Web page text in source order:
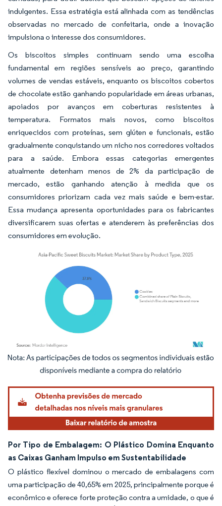
indulgentes. Essa estratégia está alinhada com as tendências
observadas no mercado de confeitaria, onde a inovação
impulsiona o interesse dos consumidores.
Os biscoitos simples continuam sendo uma escolha
fundamental em regiões sensíveis ao preço, garantindo
volumes de vendas estáveis, enquanto os biscoitos cobertos
de chocolate estão ganhando popularidade em áreas urbanas,
apoiados por avanços em coberturas resistentes à
temperatura. Formatos mais novos, como biscoitos
enriquecidos com proteínas, sem glúten e funcionais, estão
gradualmente conquistando um nicho nos corredores voltados
para a saúde. Embora essas categorias emergentes
atualmente detenham menos de 2% da participação de
mercado, estão ganhando atenção à medida que os
consumidores priorizam cada vez mais saúde e bem-estar.
Essa mudança apresenta oportunidades para os fabricantes
diversificarem suas ofertas e atenderem às preferências dos
consumidores em evolução.
Imagem © Mordor Intelligence. O reuso requer atribuição conforme CC BY 4.0.
Por Tipo de Embalagem: O Plástico Domina Enquanto
as Caixas Ganham Impulso em Sustentabilidade
O plástico flexível dominou o mercado de embalagens com
uma participação de 40,65% em 2025, principalmente porque é
econômico e oferece forte proteção contra a umidade, o que é